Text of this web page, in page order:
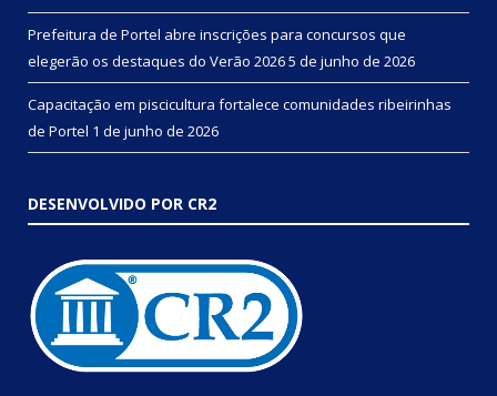
Prefeitura de Portel abre inscrições para concursos que
elegerão os destaques do Verão 20265 de junho de 2026
Capacitação em piscicultura fortalece comunidades ribeirinhas
de Portel 1 de junho de 2026
DESENVOLVIDO POR CR2